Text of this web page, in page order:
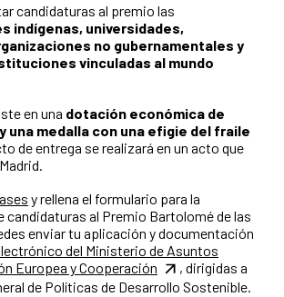
candidaturas al premio las
indígenas, universidades,
no gubernamentales y
vinculadas al mundo
en una dotación económica de
una medalla con una efigie del fraile
de entrega se realizará en un acto que
y rellena el formulario para la
candidaturas al Premio Bartolomé de las
enviar tu aplicación y documentación
del Ministerio de Asuntos
Europea y Cooperación
, dirigidas a
de Políticas de Desarrollo Sostenible.